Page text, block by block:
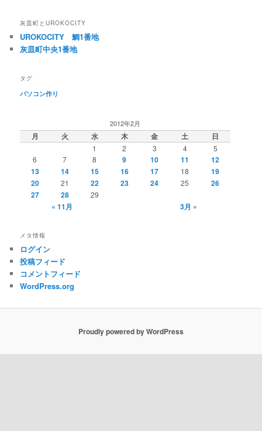
灰皿町とUROKOCITY
UROKOCITY 鯛1番地
灰皿町中央1番地
タグ
パソコン作り
2012年2月
月 火 水 木 金 土 日
1 2 3 4
5
6
7 8 9 10 11
12
13
14 15 16 17 18
19
20
21 22 23 24 25
26
27
28 29
« 11月 3月 »
メタ情報
ログイン
投稿フィード
コメントフィード
WordPress.org
Proudly powered by WordPress